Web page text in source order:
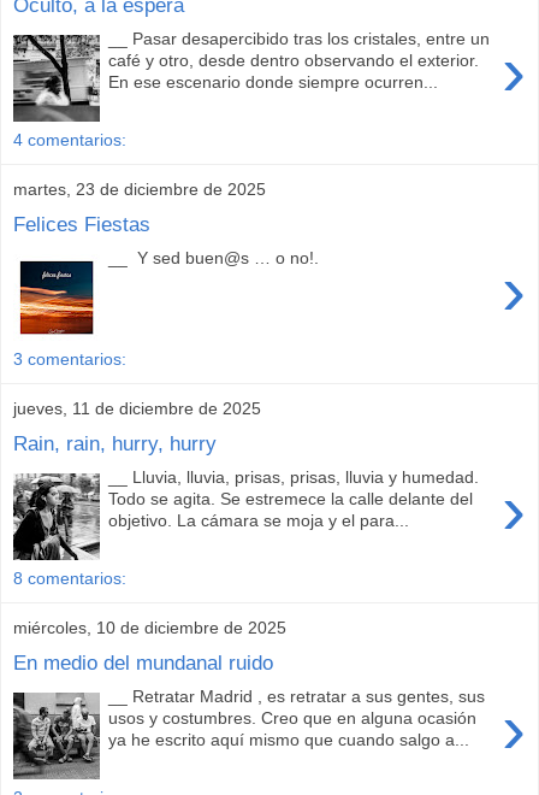
›
__ Pasar desapercibido tras los cristales, entre un
café y otro, desde dentro observando el exterior.
En ese escenario donde siempre ocurren...
4 comentarios:
martes, 23 de diciembre de 2025
Felices Fiestas
›
__ Y sed buen@s … o no!.
3 comentarios:
jueves, 11 de diciembre de 2025
Rain, rain, hurry, hurry
›
__ Lluvia, lluvia, prisas, prisas, lluvia y humedad.
Todo se agita. Se estremece la calle delante del
objetivo. La cámara se moja y el para...
8 comentarios:
miércoles, 10 de diciembre de 2025
En medio del mundanal ruido
›
__ Retratar Madrid , es retratar a sus gentes, sus
usos y costumbres. Creo que en alguna ocasión
ya he escrito aquí mismo que cuando salgo a...